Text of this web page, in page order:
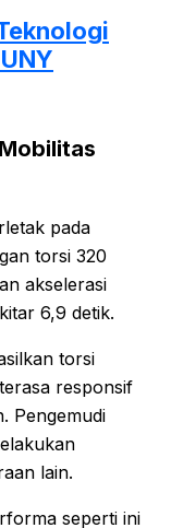
pada
torsi 320
akselerasi
6,9 detik.
torsi
responsif
Pengemudi
lain.
seperti ini